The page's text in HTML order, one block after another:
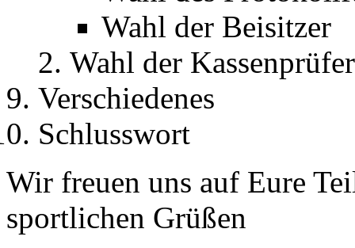
Wahl der Beisitzer
Wahl der Kassenprüfer
Verschiedenes
Schlusswort
Wir freuen uns auf Eure
sportlichen Grüßen